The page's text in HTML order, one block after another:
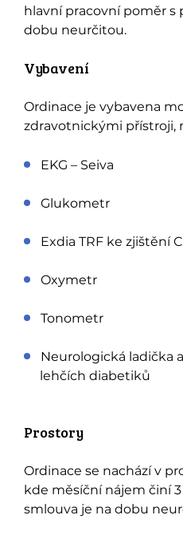
hlavní pracovní poměr s
dobu neurčitou.
Vybavení
Ordinace je vybavena
zdravotnickými přístroji,
EKG – Seiva
Glukometr
Exdia TRF ke zjištění
Oxymetr
Tonometr
Neurologická ladička
lehčích diabetiků
Prostory
Ordinace se nachází v
kde měsíční nájem činí
smlouva je na dobu